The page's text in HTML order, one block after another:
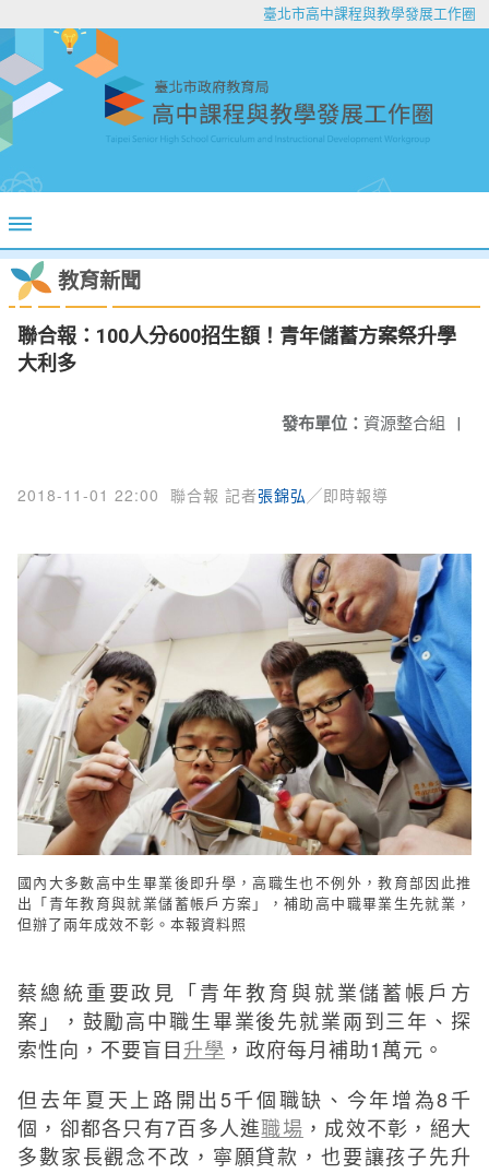
臺北市高中課程與教學發展工作圈
教育新聞
聯合報：100人分600招生額！青年儲蓄方案祭升學
大利多
發布單位： 資源整合組 |
2018-11-01 22:00 聯合報 記者張錦弘 ╱即時報導
國內大多數高中生畢業後即升學，高職生也不例外，教育部因此推
出「青年教育與就業儲蓄帳戶方案」，補助高中職畢業生先就業，
但辦了兩年成效不彰。本報資料照
蔡總統重要政見「青年教育與就業儲蓄帳戶方
案」，鼓勵高中職生畢業後先就業兩到三年、探
索性向，不要盲目升學 ，政府每月補助1萬元。
但去年夏天上路開出5千個職缺、今年增為8千
個，卻都各只有7百多人進職場 ，成效不彰，絕大
多數家長觀念不改，寧願貸款，也要讓孩子先升